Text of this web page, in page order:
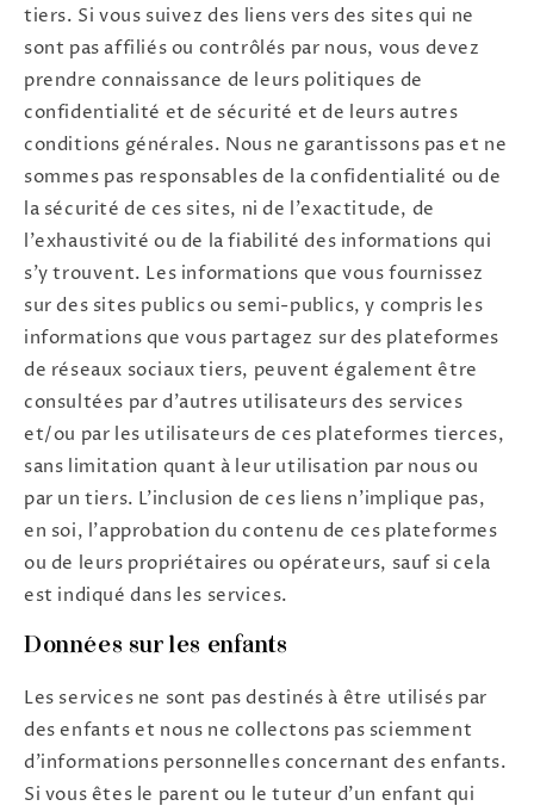
tiers. Si vous suivez des liens vers des sites qui ne
sont pas affiliés ou contrôlés par nous, vous devez
prendre connaissance de leurs politiques de
confidentialité et de sécurité et de leurs autres
conditions générales. Nous ne garantissons pas et ne
sommes pas responsables de la confidentialité ou de
la sécurité de ces sites, ni de l'exactitude, de
l'exhaustivité ou de la fiabilité des informations qui
s'y trouvent. Les informations que vous fournissez
sur des sites publics ou semi-publics, y compris les
informations que vous partagez sur des plateformes
de réseaux sociaux tiers, peuvent également être
consultées par d'autres utilisateurs des services
et/ou par les utilisateurs de ces plateformes tierces,
sans limitation quant à leur utilisation par nous ou
par un tiers. L'inclusion de ces liens n'implique pas,
en soi, l'approbation du contenu de ces plateformes
ou de leurs propriétaires ou opérateurs, sauf si cela
est indiqué dans les services.
Données sur les enfants
Les services ne sont pas destinés à être utilisés par
des enfants et nous ne collectons pas sciemment
d'informations personnelles concernant des enfants.
Si vous êtes le parent ou le tuteur d'un enfant qui